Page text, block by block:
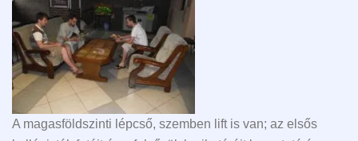
A magasföldszinti lépcső, szemben lift is van; az elsős